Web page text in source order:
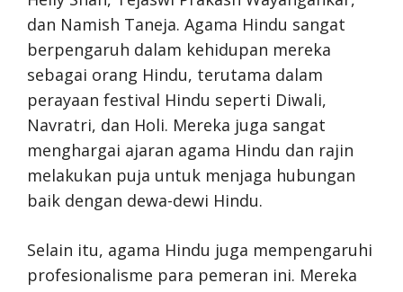
dan Namish Taneja. Agama Hindu sangat
berpengaruh dalam kehidupan mereka
sebagai orang Hindu, terutama dalam
perayaan festival Hindu seperti Diwali,
Navratri, dan Holi. Mereka juga sangat
menghargai ajaran agama Hindu dan rajin
melakukan puja untuk menjaga hubungan
baik dengan dewa-dewi Hindu.
Selain itu, agama Hindu juga mempengaruhi
profesionalisme para pemeran ini. Mereka